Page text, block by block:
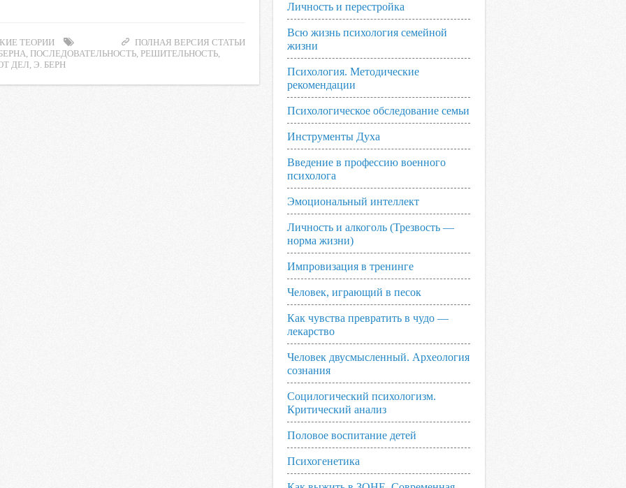
ПОЛНАЯ ВЕРСИЯ СТАТЬИ
ТЕОРИИ
, ПОСЛЕДОВАТЕЛЬНОСТЬ, РЕШИТЕЛЬНОСТЬ,
ДЕЛ, Э. БЕРН
Личность и перестройка
Всю жизнь психология семейной
жизни
Психология. Методические
рекомендации
Психологическое обследование семьи
Инструменты Духа
Введение в профессию военного
психолога
Эмоциональный интеллект
Личность и алкоголь (Трезвость —
норма жизни)
Импровизация в тренинге
Человек, играющий в песок
Как чувства превратить в чудо —
лекарство
Человек двусмысленный. Археология
сознания
Социлогический психологизм.
Критический анализ
Половое воспитание детей
Психогенетика